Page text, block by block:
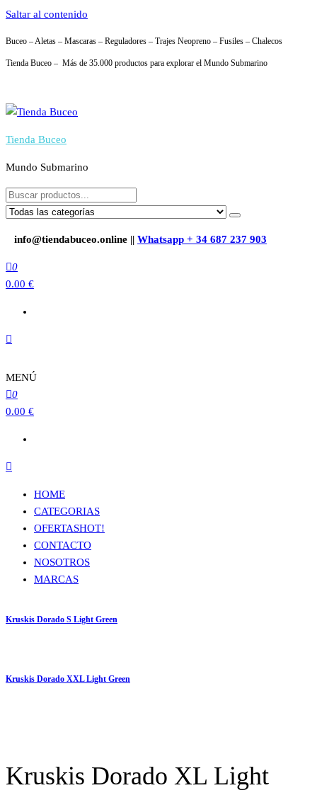
Saltar al contenido
Buceo – Aletas – Mascaras – Reguladores – Trajes Neopreno – Fusiles – Chalecos
Tienda Buceo – Más de 35.000 productos para explorar el Mundo Submarino
Tienda Buceo
Mundo Submarino
info@tiendabuceo.online || Whatsapp + 34 687 237 903
0
0.00 €
MENÚ
0
0.00 €
HOME
CATEGORIAS
OFERTASHOT!
CONTACTO
NOSOTROS
MARCAS
Kruskis Dorado S Light Green
Kruskis Dorado XXL Light Green
Kruskis Dorado XL Light